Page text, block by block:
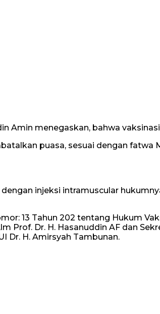
Amin menegaskan, bahwa
puasa, sesuai dengan fatwa
injeksi intramuscular
13 Tahun 202 tentang Hukum
Prof. Dr. H. Hasanuddin AF dan
Dr. H. Amirsyah Tambunan.